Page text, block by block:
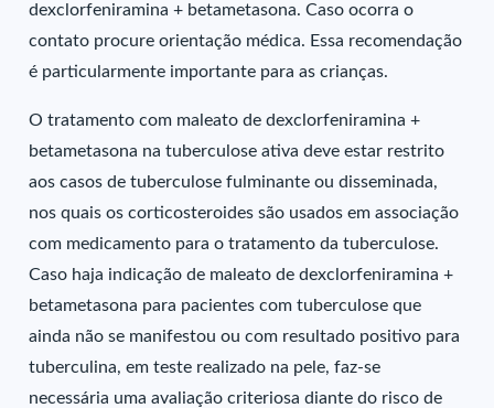
dexclorfeniramina + betametasona. Caso ocorra o
contato procure orientação médica. Essa recomendação
é particularmente importante para as crianças.
O tratamento com maleato de dexclorfeniramina +
betametasona na tuberculose ativa deve estar restrito
aos casos de tuberculose fulminante ou disseminada,
nos quais os corticosteroides são usados em associação
com medicamento para o tratamento da tuberculose.
Caso haja indicação de maleato de dexclorfeniramina +
betametasona para pacientes com tuberculose que
ainda não se manifestou ou com resultado positivo para
tuberculina, em teste realizado na pele, faz-se
necessária uma avaliação criteriosa diante do risco de